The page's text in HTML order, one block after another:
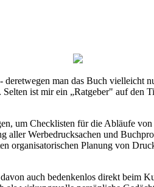
man das Buch vielleicht
ist mir ein „Ratgeber" auf
um Checklisten für die Abläufe
Werbedrucksachen und
Planung von
auch bedenkenlos direkt